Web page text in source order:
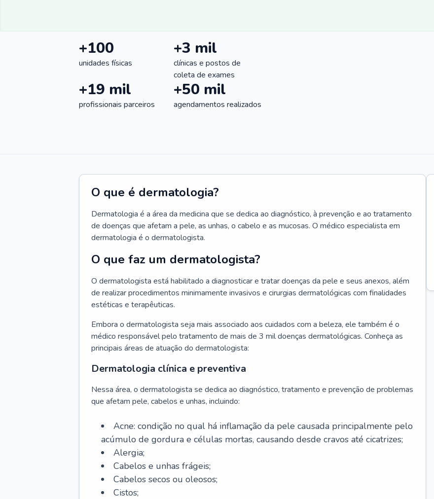
+100
unidades físicas
+3 mil
clínicas e postos de
coleta de exames
+19 mil
profissionais parceiros
+50 mil
agendamentos realizados
O que é dermatologia?
Dermatologia é a área da medicina que se dedica ao diagnóstico, à prevenção e ao tratamento
de doenças que afetam a pele, as unhas, o cabelo e as mucosas. O médico especialista em
dermatologia é o dermatologista.
O que faz um dermatologista?
O dermatologista está habilitado a diagnosticar e tratar doenças da pele e seus anexos, além
de realizar procedimentos minimamente invasivos e cirurgias dermatológicas com finalidades
estéticas e terapêuticas.
Embora o dermatologista seja mais associado aos cuidados com a beleza, ele também é o
médico responsável pelo tratamento de mais de 3 mil doenças dermatológicas. Conheça as
principais áreas de atuação do dermatologista:
Dermatologia clínica e preventiva
Nessa área, o dermatologista se dedica ao diagnóstico, tratamento e prevenção de problemas
que afetam pele, cabelos e unhas, incluindo:
Acne: condição no qual há inflamação da pele causada principalmente pelo
acúmulo de gordura e células mortas, causando desde cravos até cicatrizes;
Alergia;
Cabelos e unhas frágeis;
Cabelos secos ou oleosos;
Cistos;